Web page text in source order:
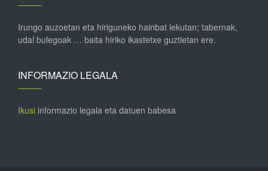
Irungo auzoetan eta hiriguneko hainbat lekutan; tabernak,
udal bulegoak … baita hiriko ikastetxe guztietan ere.
INFORMAZIO LEGALA
Ikusi informazio legala eta datuen babesa